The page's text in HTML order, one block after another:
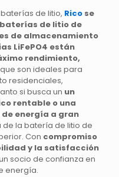
de litio, Rico se
de litio de
de almacenamiento
LiFePO4 están
rendimiento,
son ideales para
residenciales,
si busca un un
rentable o una
energía a gran
la batería de litio de
Con compromiso
y la satisfacción
socio de confianza en
energía.